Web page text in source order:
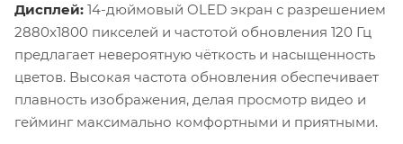
Дисплей: 14-дюймовый OLED экран с разрешением
2880x1800 пикселей и частотой обновления 120 Гц
предлагает невероятную чёткость и насыщенность
цветов. Высокая частота обновления обеспечивает
плавность изображения, делая просмотр видео и
гейминг максимально комфортными и приятными.